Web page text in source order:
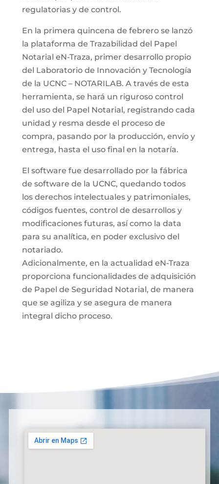
regulatorias y de control.
En la primera quincena de febrero se lanzó
la plataforma de Trazabilidad del Papel
Notarial eN-Traza, primer desarrollo propio
del Laboratorio de Innovación y Tecnología
de la UCNC – NOTARILAB. A través de esta
herramienta, se hará un riguroso control
del uso del Papel Notarial, registrando cada
unidad y resma desde el proceso de
compra, pasando por la producción, envío y
entrega, hasta el uso final en la notaría.
El software fue desarrollado por la fábrica
de software de la UCNC, quedando todos
los derechos intelectuales y patrimoniales,
códigos fuentes, control de desarrollos y
modificaciones futuras, así como la data
para su analítica, en poder exclusivo del
notariado.
Adicionalmente, en la actualidad eN-Traza
proporciona funcionalidades de adquisición
de Papel de Seguridad Notarial, de manera
que se agiliza y se asegura de manera
integral dicho proceso.